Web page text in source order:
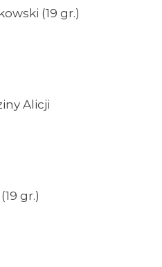
(19 gr.)
Alicji
gr.)